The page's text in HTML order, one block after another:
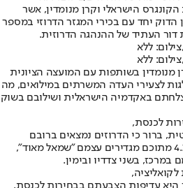
הישראלי וקרן מנומדין, אשר
הדוק יחד עם בכירי המגזר הדרוזי במספר
דור העתיד של ההנהגה הדרוזית.
ללא
ללא
מנומדין בשותפות עם המועצה הציונית
לצעירי העדה המשרתים במילואים, מה
באקדמיה הישראלית ושילובם בשוק
לכנסת,
ברור כי הדרוזים נמצאים ברובם
בסביבות המרכז והימין. רק 4.3% מתוכם מגדירים עצמם "שמאל מאוד",